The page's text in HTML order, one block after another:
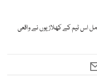
اس ٹیم کے کھلاڑیوں نے واقعی